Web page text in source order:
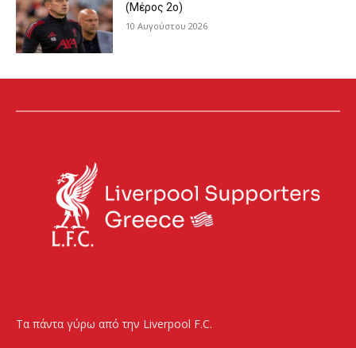
(Μέρος 2ο)
10 Αυγούστου 2026
Τα πάντα γύρω από την Liverpool F.C.